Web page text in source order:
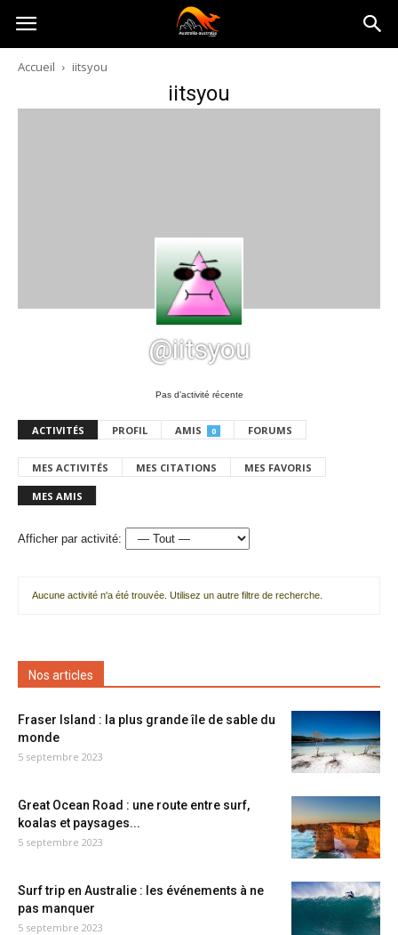
Australia-
australie.com
Accueil iitsyou
iitsyou
@iitsyou
Pas d’activité récente
ACTIVITÉS PROFIL AMIS 0 FORUMS
MES ACTIVITÉS MES CITATIONS MES FAVORIS
MES AMIS
Afficher par activité:
Aucune activité n'a été trouvée. Utilisez un autre filtre de recherche.
Nos articles
Fraser Island : la plus grande île de sable du
monde
5 septembre 2023
Great Ocean Road : une route entre surf,
koalas et paysages...
5 septembre 2023
Surf trip en Australie : les événements à ne
pas manquer
5 septembre 2023